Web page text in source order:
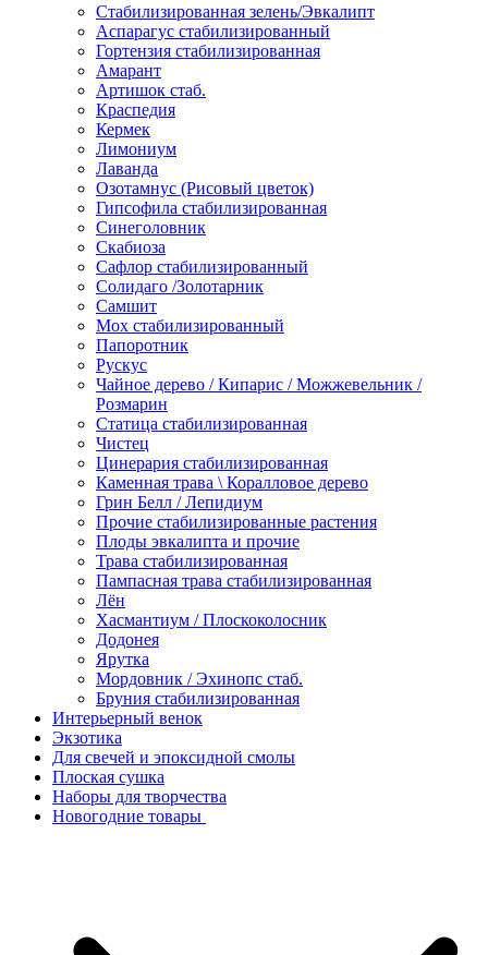
Стабилизированная зелень/Эвкалипт
Аспарагус стабилизированный
Гортензия стабилизированная
Амарант
Артишок стаб.
Краспедия
Кермек
Лимониум
Лаванда
Озотамнус (Рисовый цветок)
Гипсофила стабилизированная
Синеголовник
Скабиоза
Сафлор стабилизированный
Солидаго /Золотарник
Самшит
Мох стабилизированный
Папоротник
Рускус
Чайное дерево / Кипарис / Можжевельник /
Розмарин
Статица стабилизированная
Чистец
Цинерария стабилизированная
Каменная трава \ Коралловое дерево
Грин Белл / Лепидиум
Прочие стабилизированные растения
Плоды эвкалипта и прочие
Трава стабилизированная
Пампасная трава стабилизированная
Лён
Хасмантиум / Плоскоколосник
Додонея
Ярутка
Мордовник / Эхинопс стаб.
Бруния стабилизированная
Интерьерный венок
Экзотика
Для свечей и эпоксидной смолы
Плоская сушка
Наборы для творчества
Новогодние товары